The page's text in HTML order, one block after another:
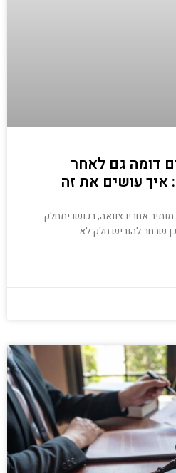
דומה גם לאחר
איך עושים את זה
אחריו צוואה, רכושו יתחלק
שבחר להוריש חלק לא